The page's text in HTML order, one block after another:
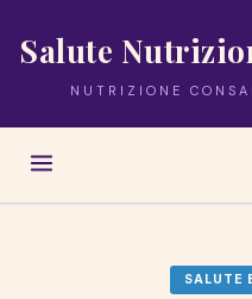
Salute
NUTRIZIONE
SALUTE